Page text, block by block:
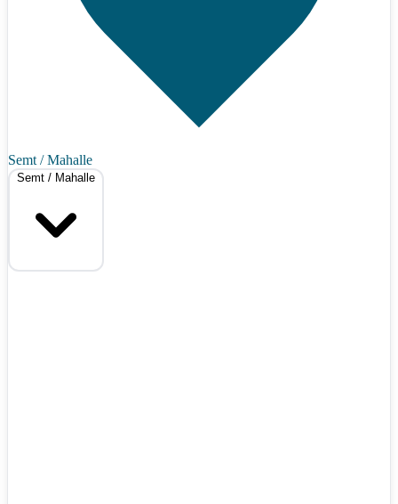
Semt / Mahalle
Semt / Mahalle